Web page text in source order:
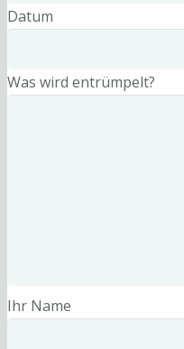
Datum
Was wird entrümpelt?
Ihr Name